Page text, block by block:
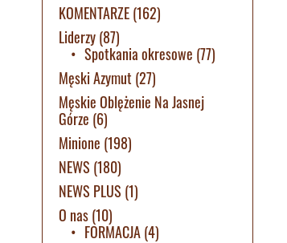
KOMENTARZE(162)
Liderzy(87)
Spotkania okresowe (77)
Męski Azymut (27)
Męskie Oblężenie Na Jasnej
Górze (6)
Minione (198)
NEWS (180)
NEWS PLUS (1)
O nas(10)
FORMACJA(4)